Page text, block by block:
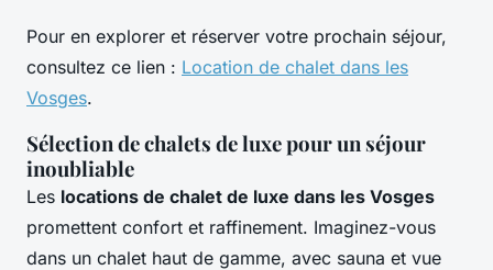
Pour en explorer et réserver votre prochain séjour,
consultez ce lien : Location de chalet dans les
Vosges.
Sélection de chalets de luxe pour un séjour
inoubliable
Les locations de chalet de luxe dans les Vosges
promettent confort et raffinement. Imaginez-vous
dans un chalet haut de gamme, avec sauna et vue